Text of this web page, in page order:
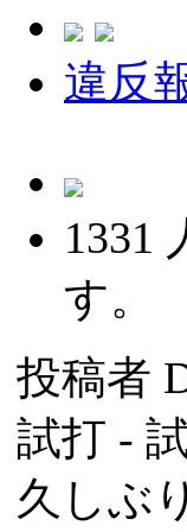
違反
1331
す。
投稿者
試打 -
久しぶ